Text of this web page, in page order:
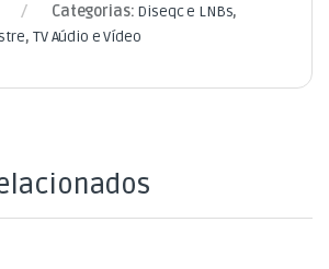
Categorias: Diseqc e LNBs,
, TV Aúdio e Vídeo